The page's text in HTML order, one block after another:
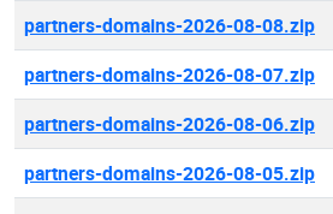
partners-domains-2026-08-08.zip
partners-domains-2026-08-07.zip
partners-domains-2026-08-06.zip
partners-domains-2026-08-05.zip